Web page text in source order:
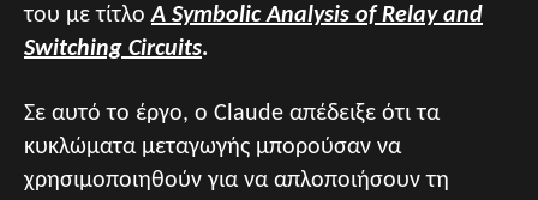
του με τίτλοΑ Symbolic Analysis of Relay and
Switching Circuits.
Σε αυτό το έργο, ο Claude απέδειξε ότι τα
κυκλώματα μεταγωγής μπορούσαν να
χρησιμοποιηθούν για να απλοποιήσουν τη